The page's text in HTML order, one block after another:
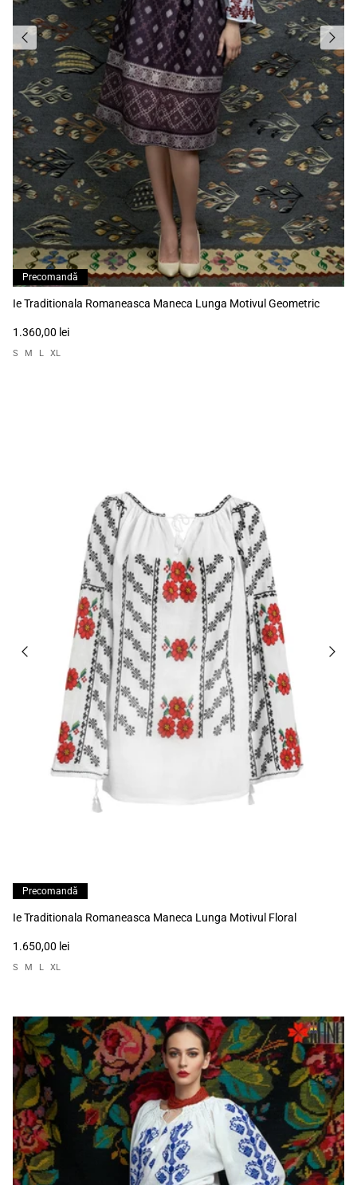
Precomandă
Ie Traditionala Romaneasca Maneca Lunga Motivul Geometric
1.360,00 lei
S M L XL
Precomandă
Ie Traditionala Romaneasca Maneca Lunga Motivul Floral
1.650,00 lei
S M L XL